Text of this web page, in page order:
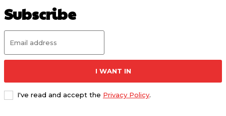
Subscribe
I WANT IN
I've read and accept the Privacy Policy.